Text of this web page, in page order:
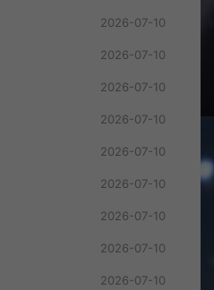
2026-07-10
2026-07-10
2026-07-10
2026-07-10
2026-07-10
2026-07-10
2026-07-10
2026-07-10
2026-07-10